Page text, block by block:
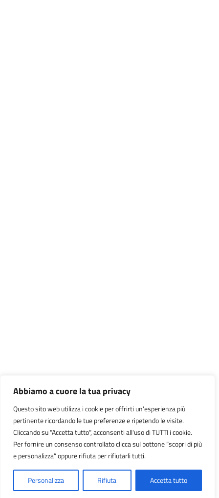
Abbiamo a cuore la tua privacy
Questo sito web utilizza i cookie per offrirti un’esperienza più
pertinente ricordando le tue preferenze e ripetendo le visite.
Cliccando su "Accetta tutto", acconsenti all'uso di TUTTI i cookie.
Per fornire un consenso controllato clicca sul bottone “scopri di più
e personalizza” oppure rifiuta per rifiutarli tutti.
Personalizza Rifiuta Accetta tutto